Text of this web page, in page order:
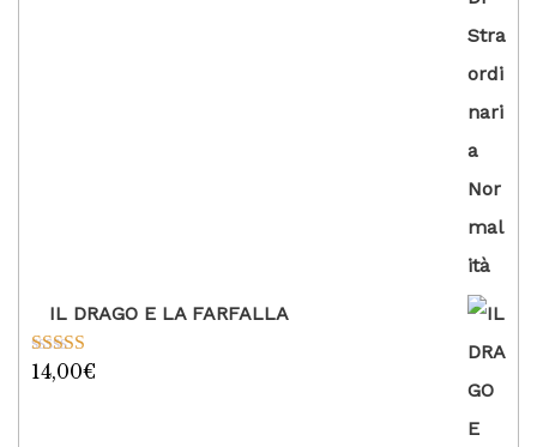
IL DRAGO E LA FARFALLA
Valutato
14,00€